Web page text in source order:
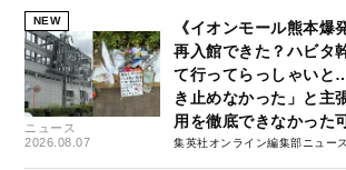
NEW
ニュース
2026.08.07
《イオンモール熊本爆
再入館できた？ハビタ
て行ってらっしゃいと
き止めなかった」と主
用を徹底できなかった
集英社オンライン編集部ニュー